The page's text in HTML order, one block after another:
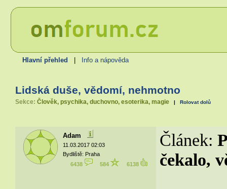
Hlavní přehled Info a nápověda
Lidská duše, vědomí, nehmotno
Sekce: Člověk, psychika, duchovno, esoterika, magie | Rolovat dolů
Adam
11.03.2017 02:03
Bydliště: Praha
6438
584 6138
Článek:
čekalo,